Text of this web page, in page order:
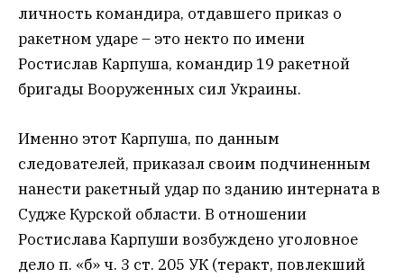
личность командира, отдавшего приказ о
ракетном ударе – это некто по имени
Ростислав Карпуша, командир 19 ракетной
бригады Вооруженных сил Украины.
Именно этот Карпуша, по данным
следователей, приказал своим подчиненным
нанести ракетный удар по зданию интерната в
Судже Курской области. В отношении
Ростислава Карпуши возбуждено уголовное
дело п. «б» ч. 3 ст. 205 УК (теракт, повлекший